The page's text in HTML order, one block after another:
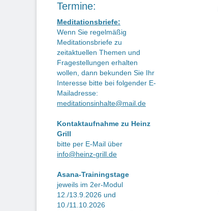
Termine:
Meditationsbriefe:
Wenn Sie regelmäßig
Meditationsbriefe zu
zeitaktuellen Themen und
Fragestellungen erhalten
wollen, dann bekunden Sie Ihr
Interesse bitte bei folgender E-
Mailadresse:
meditationsinhalte@mail.de
Kontaktaufnahme zu Heinz
Grill
bitte per E-Mail über
info@heinz-grill.de
Asana-Trainingstage
jeweils im 2er-Modul
12./13.9.2026 und
10./11.10.2026